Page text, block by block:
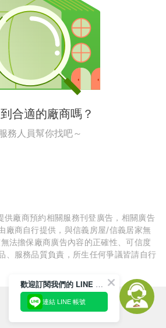
合適的廠商嗎？
務人員幫你找吧～
供廠商預約相關服務刊登廣告，相關廣告
廠商自行提供，與信義房屋/信義居家無
法擔保廠商廣告內容的正確性、可信度
、服務品質負責，所生任何爭議皆請自行
歡迎訂閱我們的 LINE 官方帳號
連結 LINE 帳號